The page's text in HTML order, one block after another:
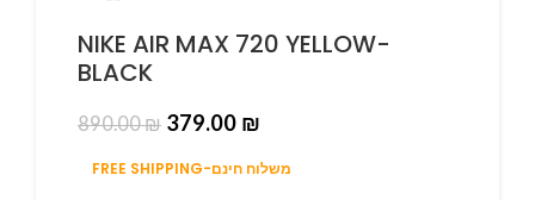
NIKE AIR MAX 720 YELLOW-
BLACK
890.00₪ 379.00 ₪
FREE SHIPPING-משלוח חינם